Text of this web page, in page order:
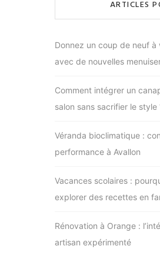
ARTICLES
Donnez un coup de neuf à
avec de nouvelles
Comment intégrer un
salon sans sacrifier le style
Véranda bioclimatique :
performance à Avallon
Vacances scolaires :
explorer des recettes en
Rénovation à Orange :
artisan expérimenté